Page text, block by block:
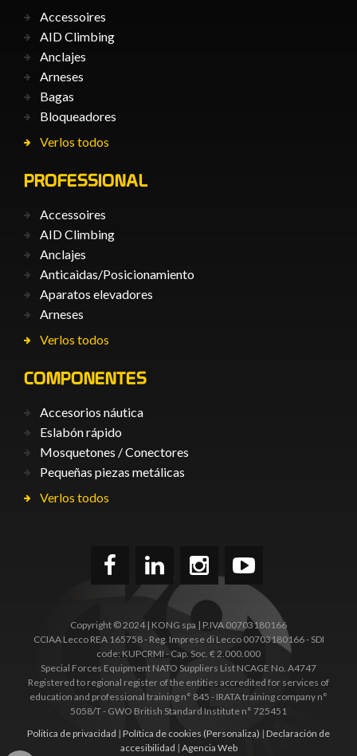
Accessoires
AID Climbing
Anclajes
Arneses
Bagas
Bloqueadores
Verlos todos
PROFESSIONAL
Accessoires
AID Climbing
Anclajes
Anticaìdas/Posicionamiento
Aparatos elevadores
Arneses
Verlos todos
COMPONENTES
Accesorios náutica
Eslabón rápido
Mosquetones / Conectores
Pequeñas piezas metálicas
Verlos todos
Copyright © 2024 | KONG spa | P.IVA 00703180166
CCIAA Lecco REA 165758 - Reg. Imprese di Lecco 00703180166 - SDI
code: KUPCRMI - Cap. Soc. € 2.000.000
Special Forces Equipment NATO Suppliers List NCAGE No. A4747
Registered to regional register of the entities accredited for services of
education and professional training n° 845 - IRATA training company n°
5058/T - GWO British Standard Institute n° 725451
Politica de privacidad | Política de cookies (Personaliza) | Declaración de
accesibilidad | Agencia Web